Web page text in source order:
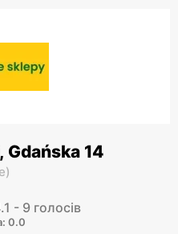
14
)
- 9 голосів
0.0